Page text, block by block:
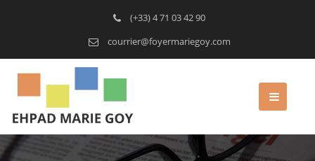
(+33) 4 71 03 42 90
courrier@foyermariegoy.com